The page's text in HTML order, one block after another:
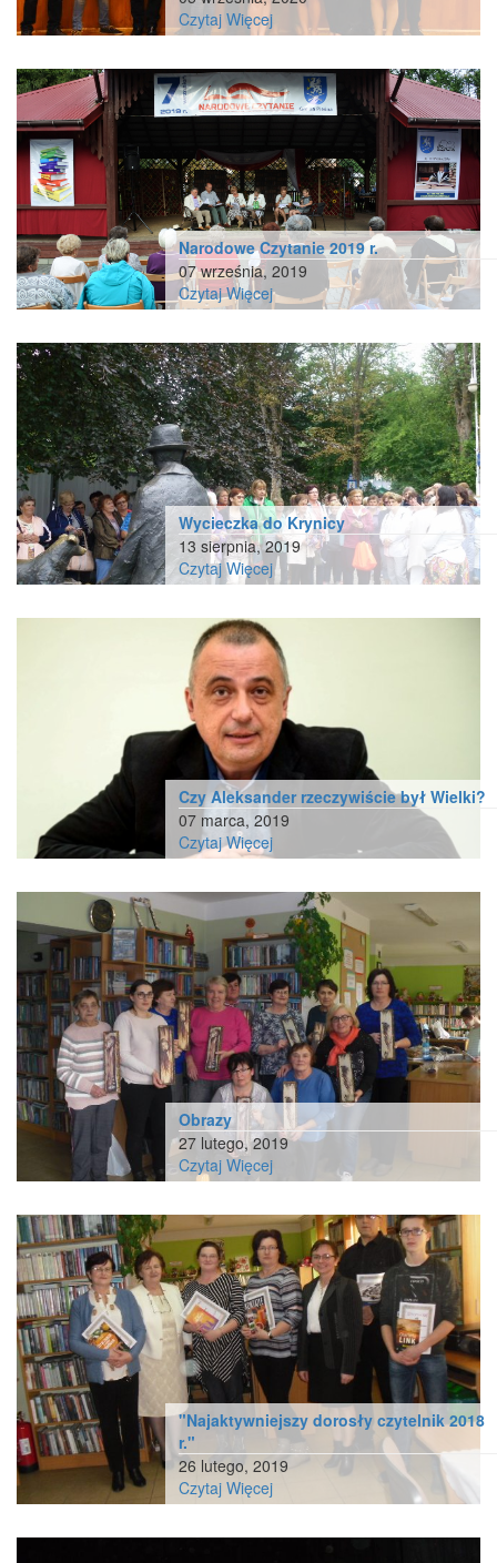
Czytaj Więcej
Narodowe Czytanie 2019 r.
07 września, 2019
Czytaj Więcej
Wycieczka do Krynicy
13 sierpnia, 2019
Czytaj Więcej
Czy Aleksander rzeczywiście był Wielki?
07 marca, 2019
Czytaj Więcej
Obrazy
27 lutego, 2019
Czytaj Więcej
"Najaktywniejszy dorosły czytelnik 2018
r."
26 lutego, 2019
Czytaj Więcej